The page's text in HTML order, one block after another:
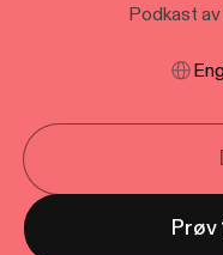
Podkast
Prøv